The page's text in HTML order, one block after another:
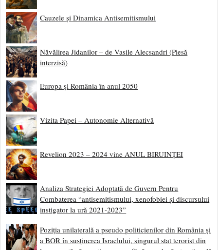
Cauzele și Dinamica Antisemitismului
Năvălirea Jidanilor – de Vasile Alecsandri (Piesă
interzisă)
Europa și România în anul 2050
Vizita Papei – Autonomie Alternativă
Revelion 2023 – 2024 vine ANUL BIRUINȚEI
Analiza Strategiei Adoptată de Guvern Pentru
Combaterea “antisemitismului, xenofobiei și discursului
instigator la ură 2021-2023”
Poziția unilaterală a pseudo politicienilor din România și
a BOR în susținerea Israelului, singurul stat terorist din